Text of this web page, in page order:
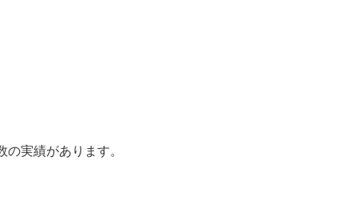
実績があります。